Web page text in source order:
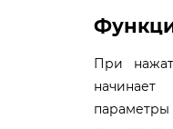
При
начинает
параметры